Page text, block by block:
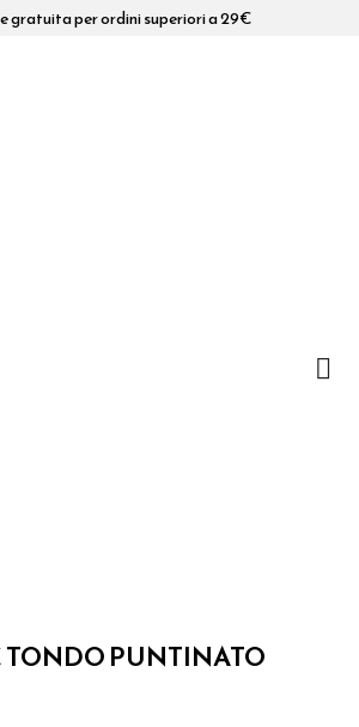
gratuita per ordini superiori a 29€
PUNTINATO